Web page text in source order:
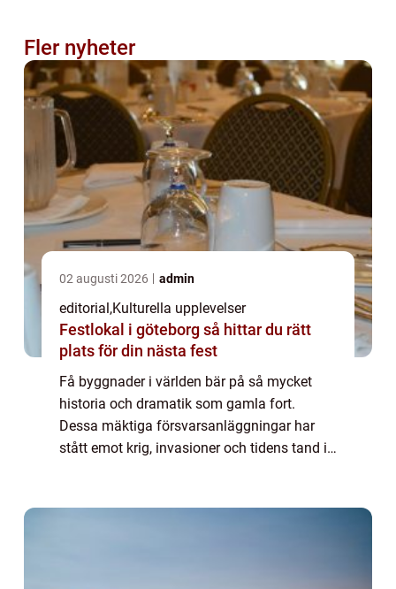
Fler nyheter
02 augusti 2026 admin
editorial,Kulturella upplevelser
Festlokal i göteborg så hittar du rätt
plats för din nästa fest
Få byggnader i världen bär på så mycket
historia och dramatik som gamla fort.
Dessa mäktiga försvarsanläggningar har
stått emot krig, invasioner och tidens tand i